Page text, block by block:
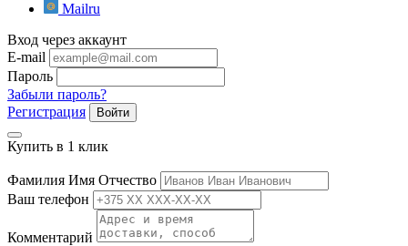
Mailru
Вход через аккаунт
E-mail
Пароль
Забыли пароль?
Регистрация
Войти
Купить в 1 клик
Фамилия Имя Отчество
Ваш телефон
Комментарий